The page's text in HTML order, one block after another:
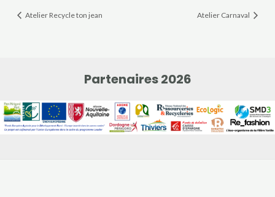
Atelier Recycle ton jean Atelier Carnaval
Partenaires 2026